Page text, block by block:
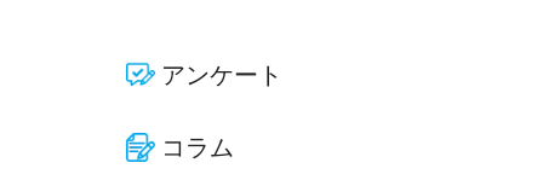
アンケート
コラム